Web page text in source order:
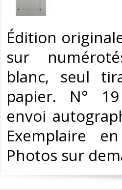
‎Édition
sur
blanc, seul
papier. N°
envoi
Exemplaire
Photos sur